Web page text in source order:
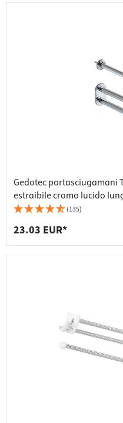
Gedotec portasciugamani
estraibile cromo lucido
(135)
23.03 EUR*